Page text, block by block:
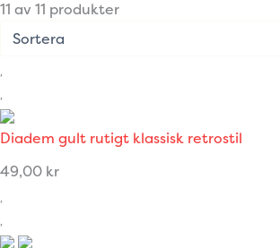
11 av 11 produkter
Diadem gult rutigt klassisk retrostil
49,00 kr